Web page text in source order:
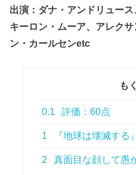
出演：ダナ・アンドリュース
キーロン・ムーア、アレク
ン・カールセンetc
も
0.1 評価：60点
1 『地球は壊滅する
2 真面目な顔して愚